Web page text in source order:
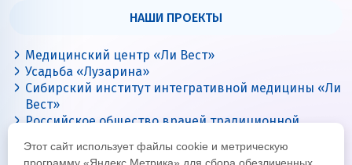
НАШИ ПРОЕКТЫ
Медицинский центр «Ли Вест»
Усадьба «Лузарина»
Сибирский институт интегративной медицины «Ли
Вест»
Российское общество врачей традиционной
Цигун с Ли Вест
Этот сайт использует файлы cookie и метрическую